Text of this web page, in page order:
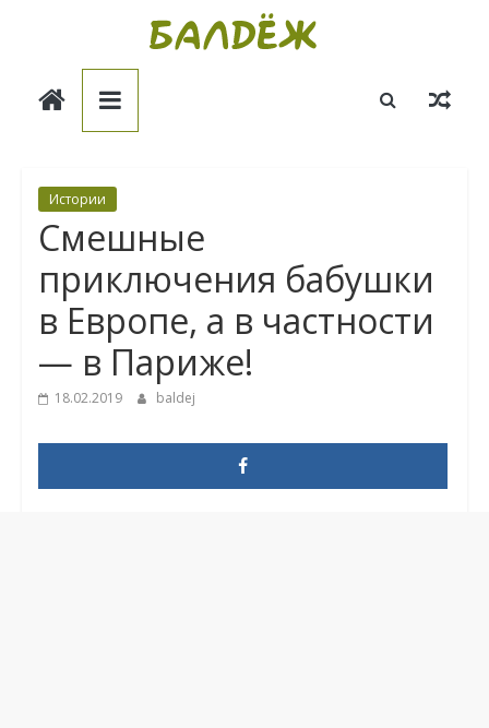
Балдёж
Истории
Смешные
приключения бабушки
в Европе, а в частности
— в Париже!
18.02.2019 baldej